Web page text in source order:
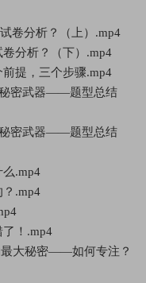
卷分析？（上）.mp4
分析？（下）.mp4
提，三个步骤.mp4
密武器——题型总结
密武器——题型总结
.mp4
.mp4
！.mp4
大秘密——如何专注？